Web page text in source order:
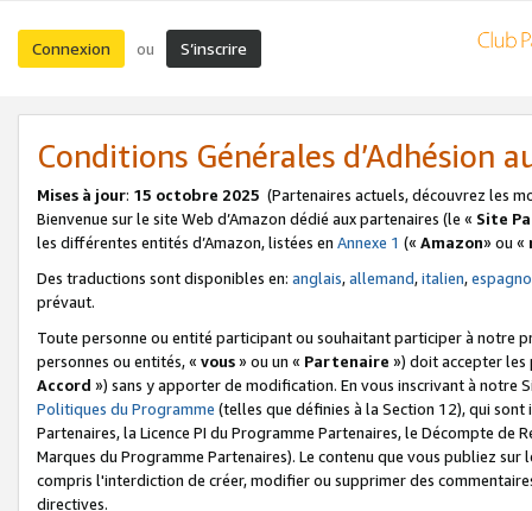
Connexion ou S’inscrire
Conditions Générales d’Adhésion
Mises à jour: 15 octobre 2025 (Partenaires actuels, découvrez les
Bienvenue sur le site Web d’Amazon dédié aux partenaires (le « Site
les différentes entités d’Amazon, listées en Annexe 1 (« Amazon» ou «
Des traductions sont disponibles en: anglais,allemand,italien,
prévaut.
Toute personne ou entité participant ou souhaitant participer à notre
personnes ou entités, « vous» ou un « Partenaire ») doit accepter les
Accord ») sans y apporter de modification. En vous inscrivant à notre
Politiques du Programme (telles que définies à la Section 12), qui
Partenaires, la Licence PI du Programme Partenaires, le Décompte de
Marques du Programme Partenaires). Le contenu que vous publiez
compris l'interdiction de créer, modifier ou supprimer des
directives.